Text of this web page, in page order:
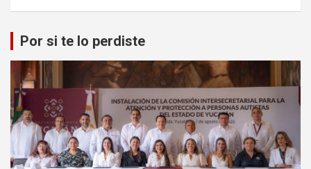
Por si te lo perdiste